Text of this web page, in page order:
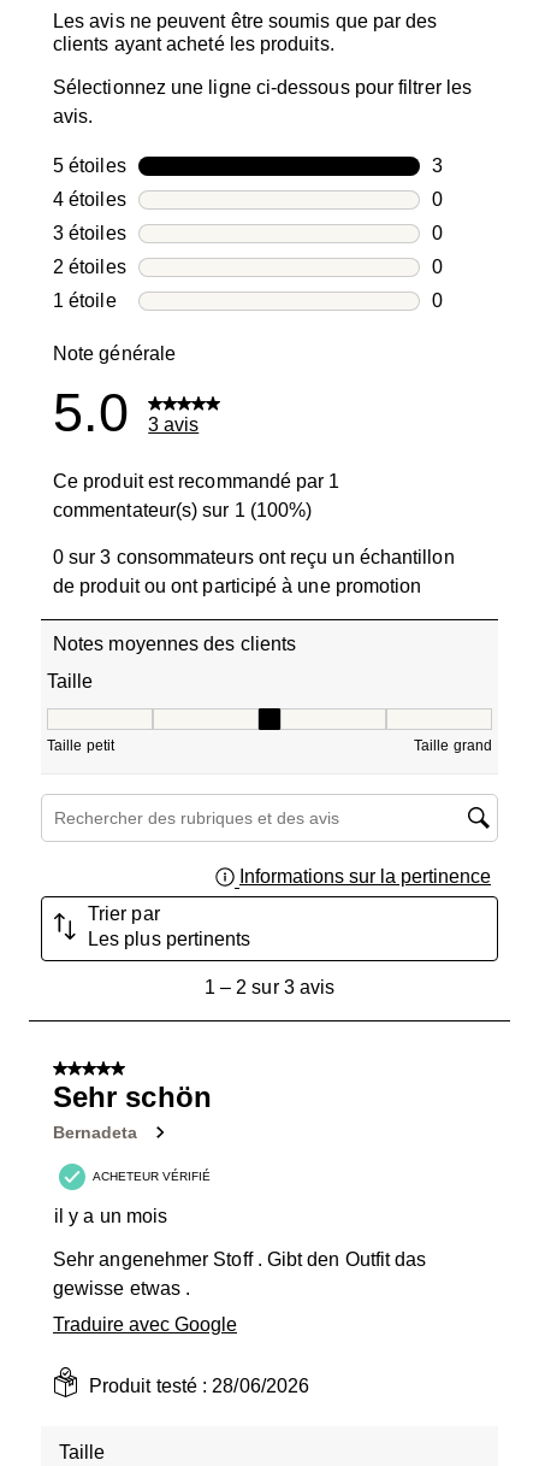
Les avis ne peuvent être soumis que par des
clients ayant acheté les produits.
Sélectionnez une ligne ci-dessous pour filtrer les
avis.
5 étoilesétoiles
3
3 avis avec
4 étoilesétoiles
0
0 avis avec
3 étoilesétoiles
0
0 avis avec
2 étoilesétoiles
0
0 avis avec
1 étoileétoiles
0
Note générale
5.0 3 avis
Ce produit est recommandé par 1
commentateur(s) sur 1 (100%)
0 sur 3 consommateurs ont reçu un échantillon
de produit ou ont participé à une promotion
Notes moyennes des clients
Taille
Taille petit Taille grand
Zone de recherche de sujet et d'avis
Informations sur la pertinence
Trier par
Les plus pertinents
sur
avis.
1– 2 sur 3 avis
5 sur 5 étoiles.
Sehr schön
Bernadeta
ACHETEUR VÉRIFIÉ
il y a un mois
Sehr angenehmer Stoff . Gibt den Outfit das
gewisse etwas .
Traduire avec Google
Produit testé :28/06/2026
Taille